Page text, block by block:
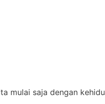
mulai saja dengan